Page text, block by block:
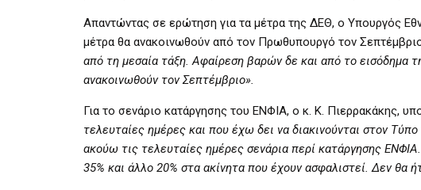
Απαντώντας σε ερώτηση για τα μέτρα της ΔΕΘ, ο Υπουργός
μέτρα θα ανακοινωθούν από τον Πρωθυπουργό τον
από τη μεσαία τάξη. Αφαίρεση βαρών δε και από το εισόδημα
ανακοινωθούν τον Σεπτέμβριο».
Για το σενάριο κατάργησης του ΕΝΦΙΑ, ο κ. Κ. Πιερρακάκης,
τελευταίες ημέρες και που έχω δει να διακινούνται στον
ακούω τις τελευταίες ημέρες σενάρια περί κατάργησης
35% και άλλο 20% στα ακίνητα που έχουν ασφαλιστεί. Δεν θα